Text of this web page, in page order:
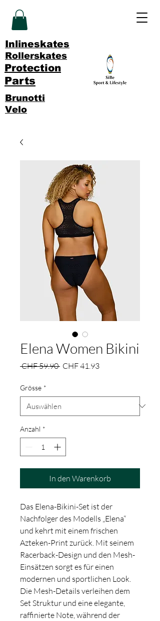
Inlineskates
Rollerskates
Protection
Parts
Brunotti
Velo
Elena Women Bikini
CHF 59.90 Standardpreis
CHF 41.93Sale-
Grösse *
Anzahl *
In den Warenkorb
Das Elena-Bikini-Set ist der
Nachfolger des Modells „Elena“
und kehrt mit einem frischen
Azteken-Print zurück. Mit seinem
Racerback-Design und den Mesh-
Einsätzen sorgt es für einen
modernen und sportlichen Look.
Die Mesh-Details verleihen dem
Set Struktur und eine elegante,
raffinierte Note, während der